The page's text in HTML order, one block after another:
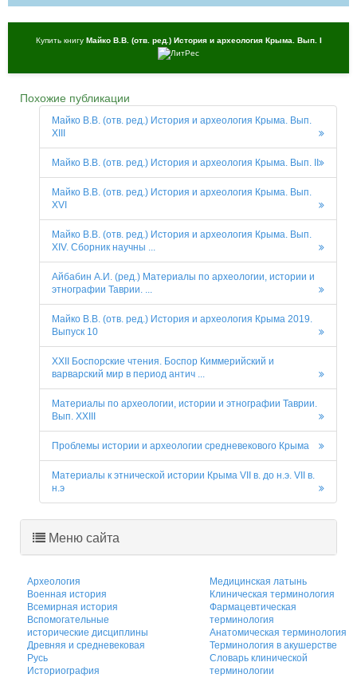
Купить книгу Майко В.В. (отв. ред.) История и археология Крыма. Вып. I
Похожие публикации
Майко В.В. (отв. ред.) История и археология Крыма. Вып.
ХIII
Майко В.В. (отв. ред.) История и археология Крыма. Вып. II
Майко В.В. (отв. ред.) История и археология Крыма. Вып.
ХVI
Майко В.В. (отв. ред.) История и археология Крыма. Вып.
ХIV. Сборник научны ...
Айбабин А.И. (ред.) Материалы по археологии, истории и
этнографии Таврии. ...
Майко В.В. (отв. ред.) История и археология Крыма 2019.
Выпуск 10
XXII Боспорские чтения. Боспор Киммерийский и
варварский мир в период антич ...
Материалы по археологии, истории и этнографии Таврии.
Вып. XХIII
Проблемы истории и археологии средневекового Крыма
Материалы к этнической истории Крыма VII в. до н.э. VII в.
н.э
Меню сайта
Археология
Военная история
Всемирная история
Вспомогательные
исторические дисциплины
Древняя и средневековая
Русь
Историография
Медицинская латынь
Клиническая терминология
Фармацевтическая
терминология
Анатомическая терминология
Терминология в акушерстве
Словарь клинической
терминологии